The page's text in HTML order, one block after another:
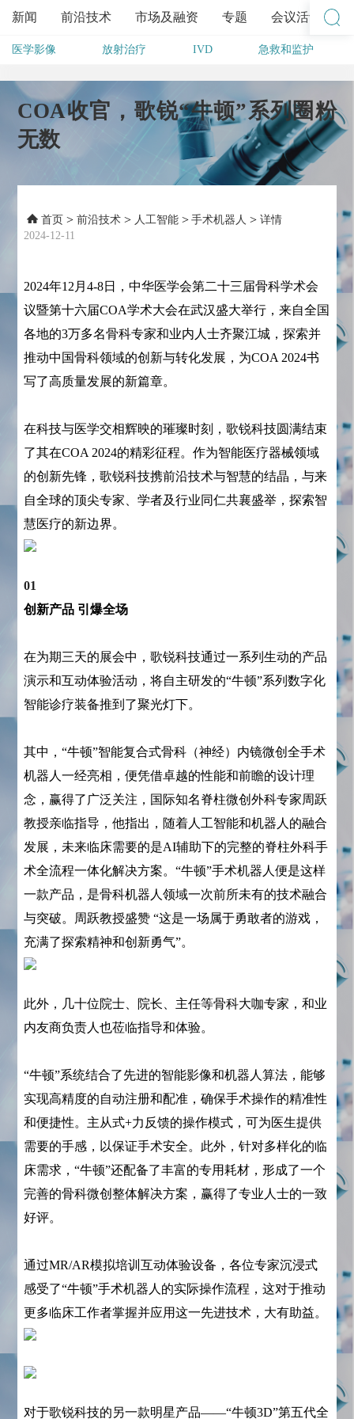
新闻 前沿技术 市场及融资 专题 会议活动
医学影像 放射治疗 IVD 急救和监护
COA收官，歌锐“牛顿”系列圈粉
无数
首页 > 前沿技术 > 人工智能 > 手术机器人 > 详情
2024-12-11
2024年12月4-8日，中华医学会第二十三届骨科学术会
议暨第十六届COA学术大会在武汉盛大举行，来自全国
各地的3万多名骨科专家和业内人士齐聚江城，探索并
推动中国骨科领域的创新与转化发展，为COA 2024书
写了高质量发展的新篇章。
在科技与医学交相辉映的璀璨时刻，歌锐科技圆满结束
了其在COA 2024的精彩征程。作为智能医疗器械领域
的创新先锋，歌锐科技携前沿技术与智慧的结晶，与来
自全球的顶尖专家、学者及行业同仁共襄盛举，探索智
慧医疗的新边界。
01
创新产品 引爆全场
在为期三天的展会中，歌锐科技通过一系列生动的产品
演示和互动体验活动，将自主研发的“牛顿”系列数字化
智能诊疗装备推到了聚光灯下。
其中，“牛顿”智能复合式骨科（神经）内镜微创全手术
机器人一经亮相，便凭借卓越的性能和前瞻的设计理
念，赢得了广泛关注，国际知名脊柱微创外科专家周跃
教授亲临指导，他指出，随着人工智能和机器人的融合
发展，未来临床需要的是AI辅助下的完整的脊柱外科手
术全流程一体化解决方案。“牛顿”手术机器人便是这样
一款产品，是骨科机器人领域一次前所未有的技术融合
与突破。周跃教授盛赞 “这是一场属于勇敢者的游戏，
充满了探索精神和创新勇气”。
此外，几十位院士、院长、主任等骨科大咖专家，和业
内友商负责人也莅临指导和体验。
“牛顿”系统结合了先进的智能影像和机器人算法，能够
实现高精度的自动注册和配准，确保手术操作的精准性
和便捷性。主从式+力反馈的操作模式，可为医生提供
需要的手感，以保证手术安全。此外，针对多样化的临
床需求，“牛顿”还配备了丰富的专用耗材，形成了一个
完善的骨科微创整体解决方案，赢得了专业人士的一致
好评。
通过MR/AR模拟培训互动体验设备，各位专家沉浸式
感受了“牛顿”手术机器人的实际操作流程，这对于推动
更多临床工作者掌握并应用这一先进技术，大有助益。
对于歌锐科技的另一款明星产品——“牛顿3D”第五代全